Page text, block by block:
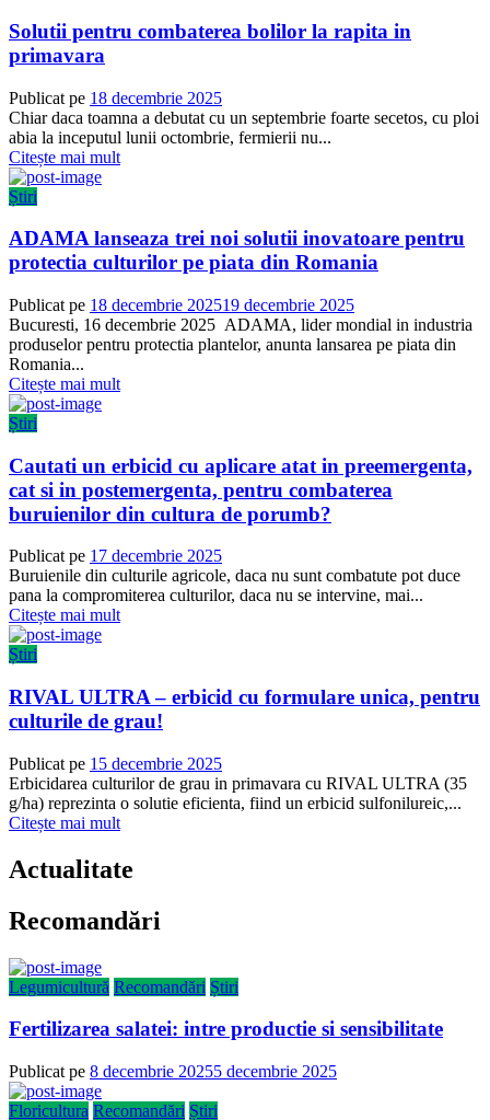
Solutii pentru combaterea bolilor la rapita in
primavara
Publicat pe 18 decembrie 2025
Chiar daca toamna a debutat cu un septembrie foarte secetos, cu ploi
abia la inceputul lunii octombrie, fermierii nu...
Citește mai mult
Știri
ADAMA lanseaza trei noi solutii inovatoare pentru
protectia culturilor pe piata din Romania
Publicat pe 18 decembrie 202519 decembrie 2025
Bucuresti, 16 decembrie 2025 ADAMA, lider mondial in industria
produselor pentru protectia plantelor, anunta lansarea pe piata din
Romania...
Citește mai mult
Știri
Cautati un erbicid cu aplicare atat in preemergenta,
cat si in postemergenta, pentru combaterea
buruienilor din cultura de porumb?
Publicat pe 17 decembrie 2025
Buruienile din culturile agricole, daca nu sunt combatute pot duce
pana la compromiterea culturilor, daca nu se intervine, mai...
Citește mai mult
Știri
RIVAL ULTRA – erbicid cu formulare unica, pentru
culturile de grau!
Publicat pe 15 decembrie 2025
Erbicidarea culturilor de grau in primavara cu RIVAL ULTRA (35
g/ha) reprezinta o solutie eficienta, fiind un erbicid sulfonilureic,...
Citește mai mult
Actualitate
Recomandări
Legumicultură Recomandări Știri
Fertilizarea salatei: intre productie si sensibilitate
Publicat pe 8 decembrie 20255 decembrie 2025
Floricultura Recomandări Știri